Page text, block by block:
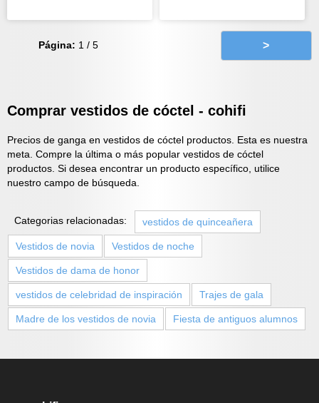
Página: 1 / 5 >
Comprar vestidos de cóctel - cohifi
Precios de ganga en vestidos de cóctel productos. Esta es nuestra
meta. Compre la última o más popular vestidos de cóctel
productos. Si desea encontrar un producto específico, utilice
nuestro campo de búsqueda.
Categorias relacionadas: vestidos de quinceañera
Vestidos de novia Vestidos de noche
Vestidos de dama de honor
vestidos de celebridad de inspiración Trajes de gala
Madre de los vestidos de novia Fiesta de antiguos alumnos